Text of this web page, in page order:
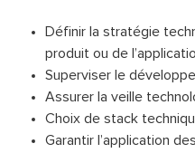
Définir la stratégie
produit ou de
Superviser le
Assurer la veille
Choix de stack
Garantir l’application